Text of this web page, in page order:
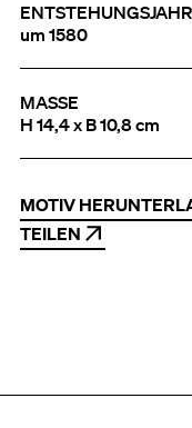
ENTSTEHUNGSJAHR
um 1580
MASSE
H 14,4 x B 10,8 cm
MOTIV
TEILEN